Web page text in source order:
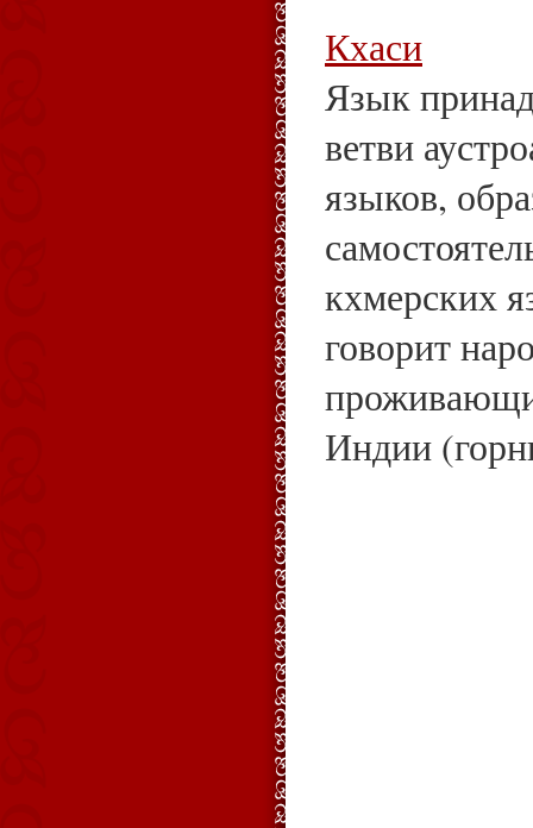
Кхаси
Язык
ветви
языков,
кхмерских
говорит
Индии